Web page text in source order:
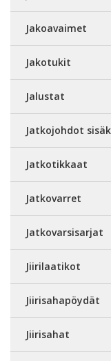
Jakoavaimet
Jakotukit
Jalustat
Jatkojohdot
Jatkotikkaat
Jatkovarret
Jatkovarsisarjat
Jiirilaatikot
Jiirisahapöydät
Jiirisahat